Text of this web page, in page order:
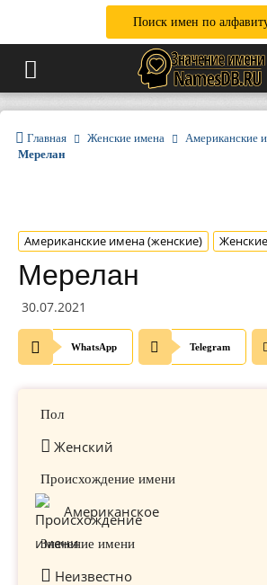
Поиск имен по
Главная Женские имена
Американские
Мерелан
Американские имена (женские)
Мерелан
30.07.2021
WhatsApp Telegram
Пол
Женский
Происхождение имени
Американское
Значение имени
Неизвестно